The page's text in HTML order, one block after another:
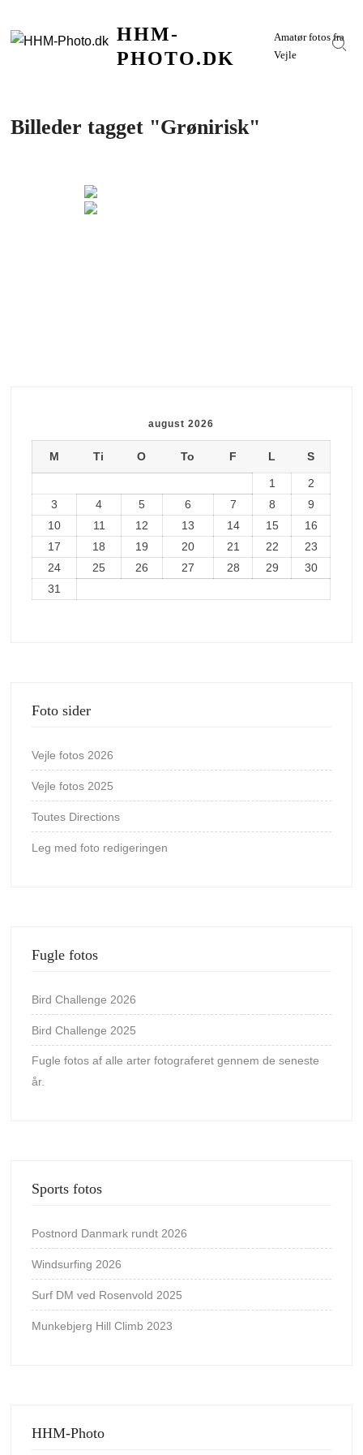
HHM-
PHOTO.DK
Amatør fotos fra
Vejle
Billeder tagget "Grønirisk"
august 2026
M Ti O To F L S
1
2
3
4 5 6 7 8
9
10
11 12 13 14 15
16
17
18 19 20 21 22
23
24
25 26 27 28 29
30
31
Foto sider
Vejle fotos 2026
Vejle fotos 2025
Toutes Directions
Leg med foto redigeringen
Fugle fotos
Bird Challenge 2026
Bird Challenge 2025
Fugle fotos af alle arter fotograferet gennem de seneste
år.
Sports fotos
Postnord Danmark rundt 2026
Windsurfing 2026
Surf DM ved Rosenvold 2025
Munkebjerg Hill Climb 2023
HHM-Photo